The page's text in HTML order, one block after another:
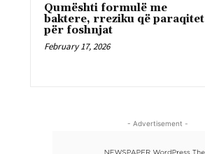
Qumështi formulë me
baktere, rreziku që paraqitet
për foshnjat
February 17, 2026
- Advertisement -